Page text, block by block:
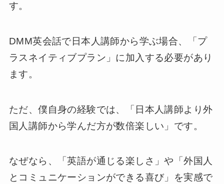
す。
DMM英会話で日本人講師から学ぶ場合、「プ
ラスネイティブプラン」に加入する必要があり
ます。
ただ、僕自身の経験では、「日本人講師より外
国人講師から学んだ方が数倍楽しい」です。
なぜなら、「英語が通じる楽しさ」や「外国人
とコミュニケーションができる喜び」を実感で